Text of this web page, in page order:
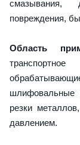
смазывания,
повреждения,
Область
шлифовальные
резки
давлением.